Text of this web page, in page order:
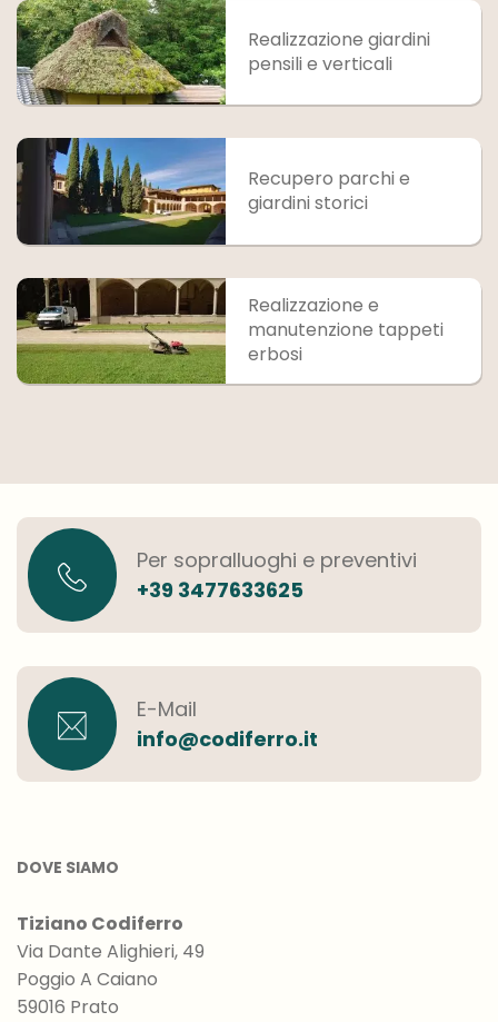
Realizzazione giardini
pensili e verticali
Recupero parchi e
giardini storici
Realizzazione e
manutenzione tappeti
erbosi
Per sopralluoghi e preventivi
+39 3477633625
E-Mail
info@codiferro.it
DOVE SIAMO
Tiziano Codiferro
Via Dante Alighieri, 49
Poggio A Caiano
59016 Prato